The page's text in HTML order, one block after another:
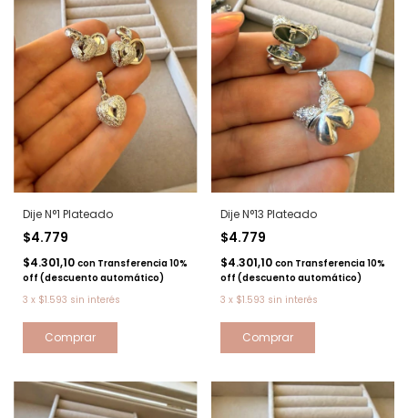
Dije N°1 Plateado
$4.779
$4.301,10 con Transferencia 10%
off (descuento automático)
3 x $1.593 sin interés
Dije N°13 Plateado
$4.779
$4.301,10 con Transferencia 10%
off (descuento automático)
3 x $1.593 sin interés